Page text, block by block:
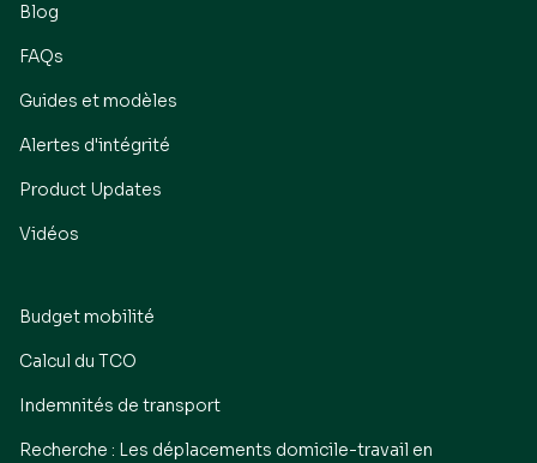
Blog
FAQs
Guides et modèles
Alertes d'intégrité
Product Updates
Vidéos
Budget mobilité
Calcul du TCO
Indemnités de transport
Recherche : Les déplacements domicile-travail en